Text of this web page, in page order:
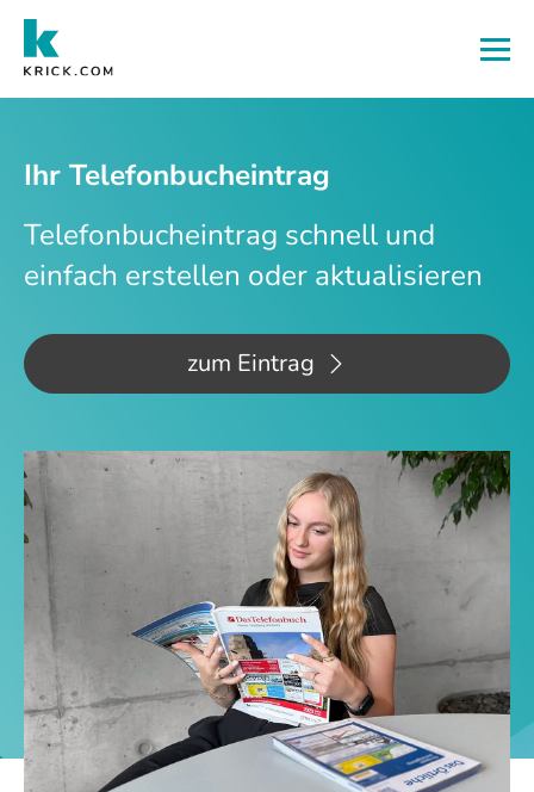
Ihr Telefonbucheintrag
Telefonbucheintrag schnell und
einfach erstellen oder aktualisieren
zum Eintrag